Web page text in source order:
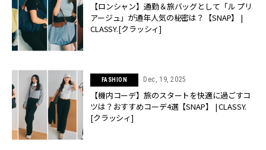
【ロンシャン】通勤＆旅バッグとして「ル プリ
アージュ」が通年人気の秘密は？【SNAP】 |
CLASSY.[クラッシィ]
FASHION Dec, 19, 2025
【機内コーデ】旅のスタートを快適に過ごすコ
ツは？おすすめコーデ4選【SNAP】 | CLASSY.
[クラッシィ]